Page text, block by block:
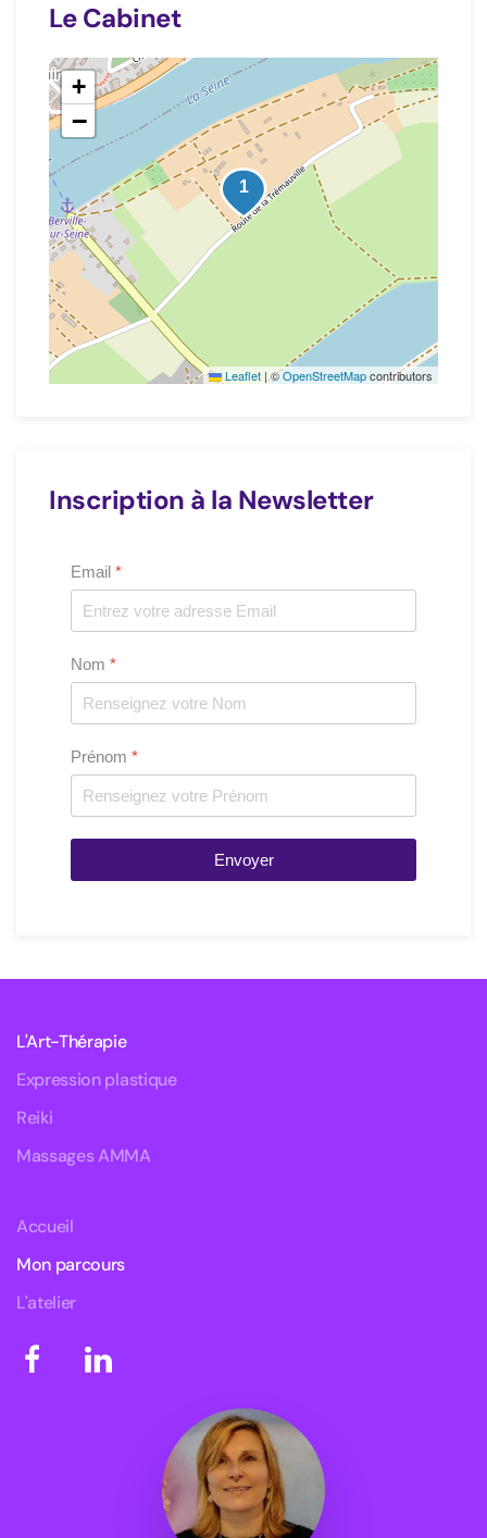
Le Cabinet
+
−
Leaflet |©OpenStreetMapcontributors
Inscription à la Newsletter
Email *
Nom *
Prénom *
Envoyer
L'Art-Thérapie
Expression plastique
Reiki
Massages AMMA
Accueil
Mon parcours
L'atelier